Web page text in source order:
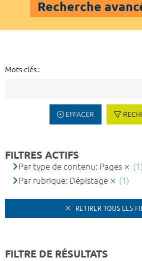
Recherche
Mots-clés :
EFFACER
FILTRES ACTIFS
Par type de contenu: Pages
(1)
Par rubrique: Dépistage
(1)
RETIRER TOUS LES
FILTRE DE RÉSULTATS